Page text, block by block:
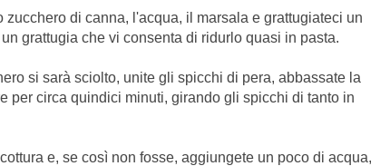
di canna, l'acqua, il marsala e grattugiateci un
grattugia che vi consenta di ridurlo quasi in pasta.
si sarà sciolto, unite gli spicchi di pera, abbassate la
per circa quindici minuti, girando gli spicchi di tanto in
e, se così non fosse, aggiungete un poco di acqua,